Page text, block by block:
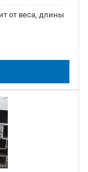
от веса, длины